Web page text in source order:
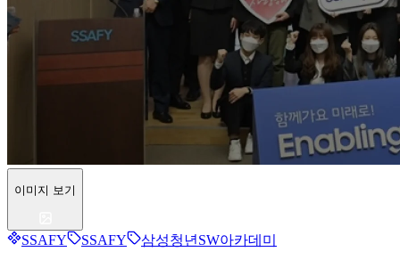
이미지 보기
SSAFY SSAFY 삼성청년SW아카데미